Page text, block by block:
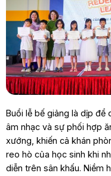
Buổi lễ bế giảng là dịp để
âm nhạc và sự phối hợp
xướng, khiến cả khán
reo hò của học sinh khi
diễn trên sân khấu. Niềm